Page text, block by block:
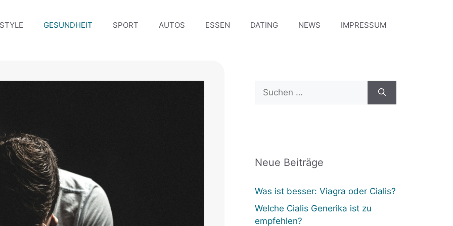
GESUNDHEIT SPORT AUTOS ESSEN DATING NEWS IMPRESSUM
Suchen
nach:
Neue Beiträge
Was ist besser: Viagra oder Cialis?
Welche Cialis Generika ist zu
empfehlen?